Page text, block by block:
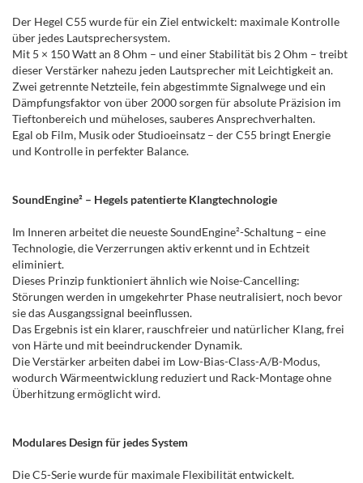
Der Hegel C55 wurde für ein Ziel entwickelt: maximale Kontrolle
über jedes Lautsprechersystem.
Mit 5 × 150 Watt an 8 Ohm – und einer Stabilität bis 2 Ohm – treibt
dieser Verstärker nahezu jeden Lautsprecher mit Leichtigkeit an.
Zwei getrennte Netzteile, fein abgestimmte Signalwege und ein
Dämpfungsfaktor von über 2000 sorgen für absolute Präzision im
Tieftonbereich und müheloses, sauberes Ansprechverhalten.
Egal ob Film, Musik oder Studioeinsatz – der C55 bringt Energie
und Kontrolle in perfekter Balance.
SoundEngine² – Hegels patentierte Klangtechnologie
Im Inneren arbeitet die neueste SoundEngine²-Schaltung – eine
Technologie, die Verzerrungen aktiv erkennt und in Echtzeit
eliminiert.
Dieses Prinzip funktioniert ähnlich wie Noise-Cancelling:
Störungen werden in umgekehrter Phase neutralisiert, noch bevor
sie das Ausgangssignal beeinflussen.
Das Ergebnis ist ein klarer, rauschfreier und natürlicher Klang, frei
von Härte und mit beeindruckender Dynamik.
Die Verstärker arbeiten dabei im Low-Bias-Class-A/B-Modus,
wodurch Wärmeentwicklung reduziert und Rack-Montage ohne
Überhitzung ermöglicht wird.
Modulares Design für jedes System
Die C5-Serie wurde für maximale Flexibilität entwickelt.